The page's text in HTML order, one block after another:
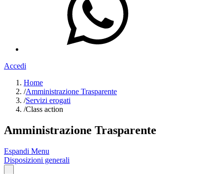
Accedi
Home
/Amministrazione Trasparente
/Servizi erogati
/Class action
Amministrazione Trasparente
Espandi Menu
Disposizioni generali